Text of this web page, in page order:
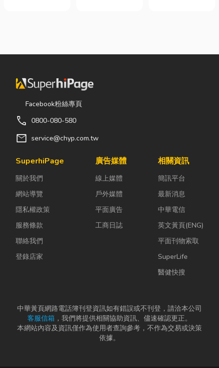
的融資方式，
賣出股票，就
能取得資金應
急，同時保留
的獲利空間。
依承作單位不
為證券公司的
行的有價證券
貸款，以...
的工件。然
異形材或精密
大量時間拆裝
這時，車床子
雙手能快速更
換「專屬工
具」的...
資源管理。透
成本，實現節
經營的目標。
本文...
Facebook粉絲專頁
call 0800-080-580
mail service@chyp.com.tw
SuperhiPage
關於我們
網站導覽
隱私權政策
服務條款
聯絡我們
登錄店家
廣告媒體
線上媒體
戶外媒體
平面廣告
工商日誌
相關資訊
簡訊平台
最新消息
中華電信
英文黃頁(ENG)
平面刊物索取
SuperLife
醫健快搜
中華黃頁網路電話簿刊登資訊如有錯誤或不刊登，請洽本公司
客服信箱 ，我們將提供相關協助資訊、儘速確認更正。
本網站內容及資訊僅作為使用者查詢參考，不作為交易或決策
依據。